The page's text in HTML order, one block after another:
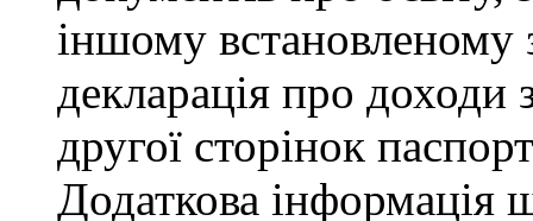
іншому встановленому
декларація про доходи
другої сторінок
Додаткова інформація